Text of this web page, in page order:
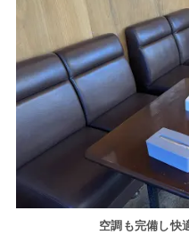
空調も完備し快